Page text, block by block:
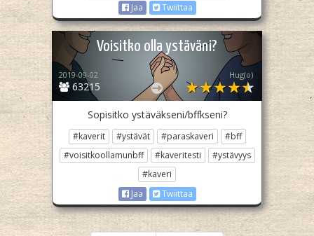
Jaa
Twiittaa
Voisitko olla ystäväni?
63215
2019-09-02 Hug(o)
Sopisitko ystäväkseni/bffkseni?
#kaverit #ystävät #paraskaveri
#bff
#voisitkoollamunbff
#kaveritesti
#ystävyys
#kaveri
Jaa
Twiittaa